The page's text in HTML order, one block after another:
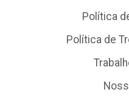
Política
Política de